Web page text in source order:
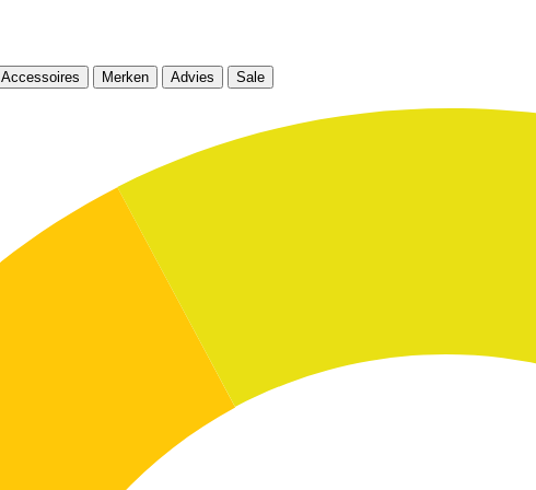
Accessoires Merken Advies Sale